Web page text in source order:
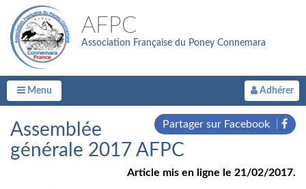
AFPC
Association Française du Poney Connemara
Menu Adhérer
Partager sur Facebook
Assemblée
générale 2017 AFPC
Article mis en ligne le 21/02/2017.